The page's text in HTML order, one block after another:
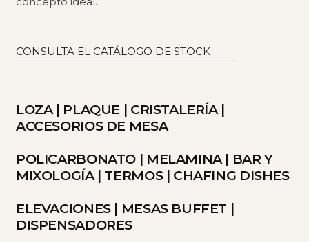
CONSULTA EL CATÁLOGO DE STOCK
LOZA| PLAQUE | CRISTALERÍA|
ACCESORIOS DE MESA
POLICARBONATO | MELAMINA| BAR Y
MIXOLOGÍA| TERMOS| CHAFING DISHES
ELEVACIONES| MESAS BUFFET |
DISPENSADORES